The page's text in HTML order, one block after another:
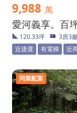
9,988 萬
愛河義享。百
120.33坪 3房3
近捷運
有電梯 近
同業配案